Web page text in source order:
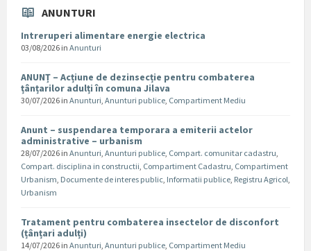
ANUNTURI
Intreruperi alimentare energie electrica
03/08/2026 in Anunturi
ANUNȚ – Acțiune de dezinsecție pentru combaterea
țânțarilor adulți în comuna Jilava
30/07/2026 in Anunturi, Anunturi publice, Compartiment Mediu
Anunt – suspendarea temporara a emiterii actelor
administrative – urbanism
28/07/2026 in Anunturi, Anunturi publice, Compart. comunitar cadastru,
Compart. disciplina in constructii, Compartiment Cadastru, Compartiment
Urbanism, Documente de interes public, Informatii publice, Registru Agricol,
Urbanism
Tratament pentru combaterea insectelor de disconfort
(țânțari adulți)
14/07/2026 in Anunturi, Anunturi publice, Compartiment Mediu